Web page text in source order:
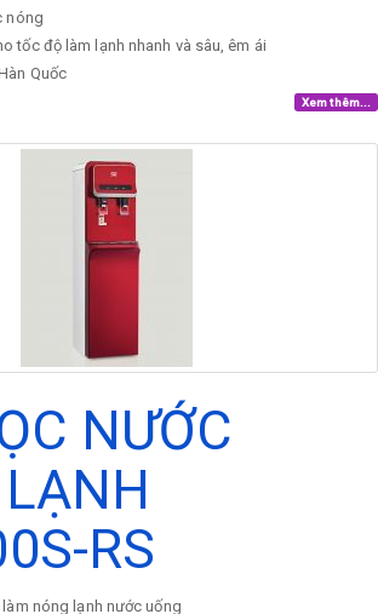
nóng
tốc độ làm lạnh nhanh và sâu, êm ái
Quốc
Xem thêm...
NƯỚC
RS
nóng lạnh nước uống